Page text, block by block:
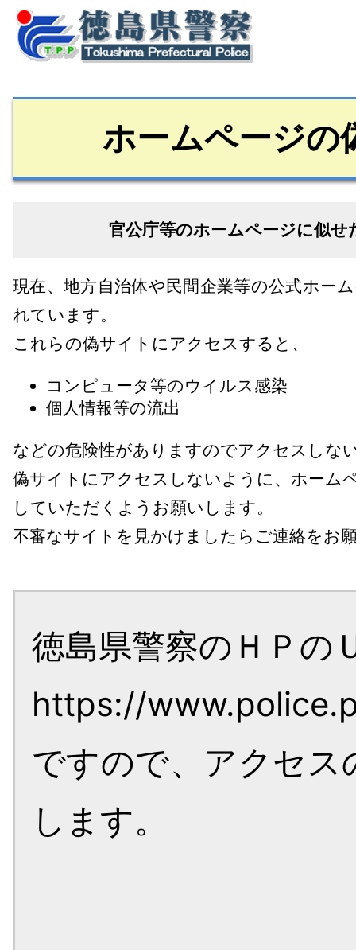
ホームページの
官公庁等のホームページに似
現在、地方自治体や民間企業等の公式ホー
れています。
これらの偽サイトにアクセスすると、
コンピュータ等のウイルス感染
個人情報等の流出
などの危険性がありますのでアクセスしな
偽サイトにアクセスしないように、ホーム
していただくようお願いします。
不審なサイトを見かけましたらご連絡をお
徳島県警察のＨＰの
https://
ですので、アクセ
します。